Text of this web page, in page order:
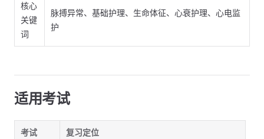
核心
关键
词
脉搏异常、基础护理、生命体征、心衰护理、心电监
护
适用考试
考试 复习定位